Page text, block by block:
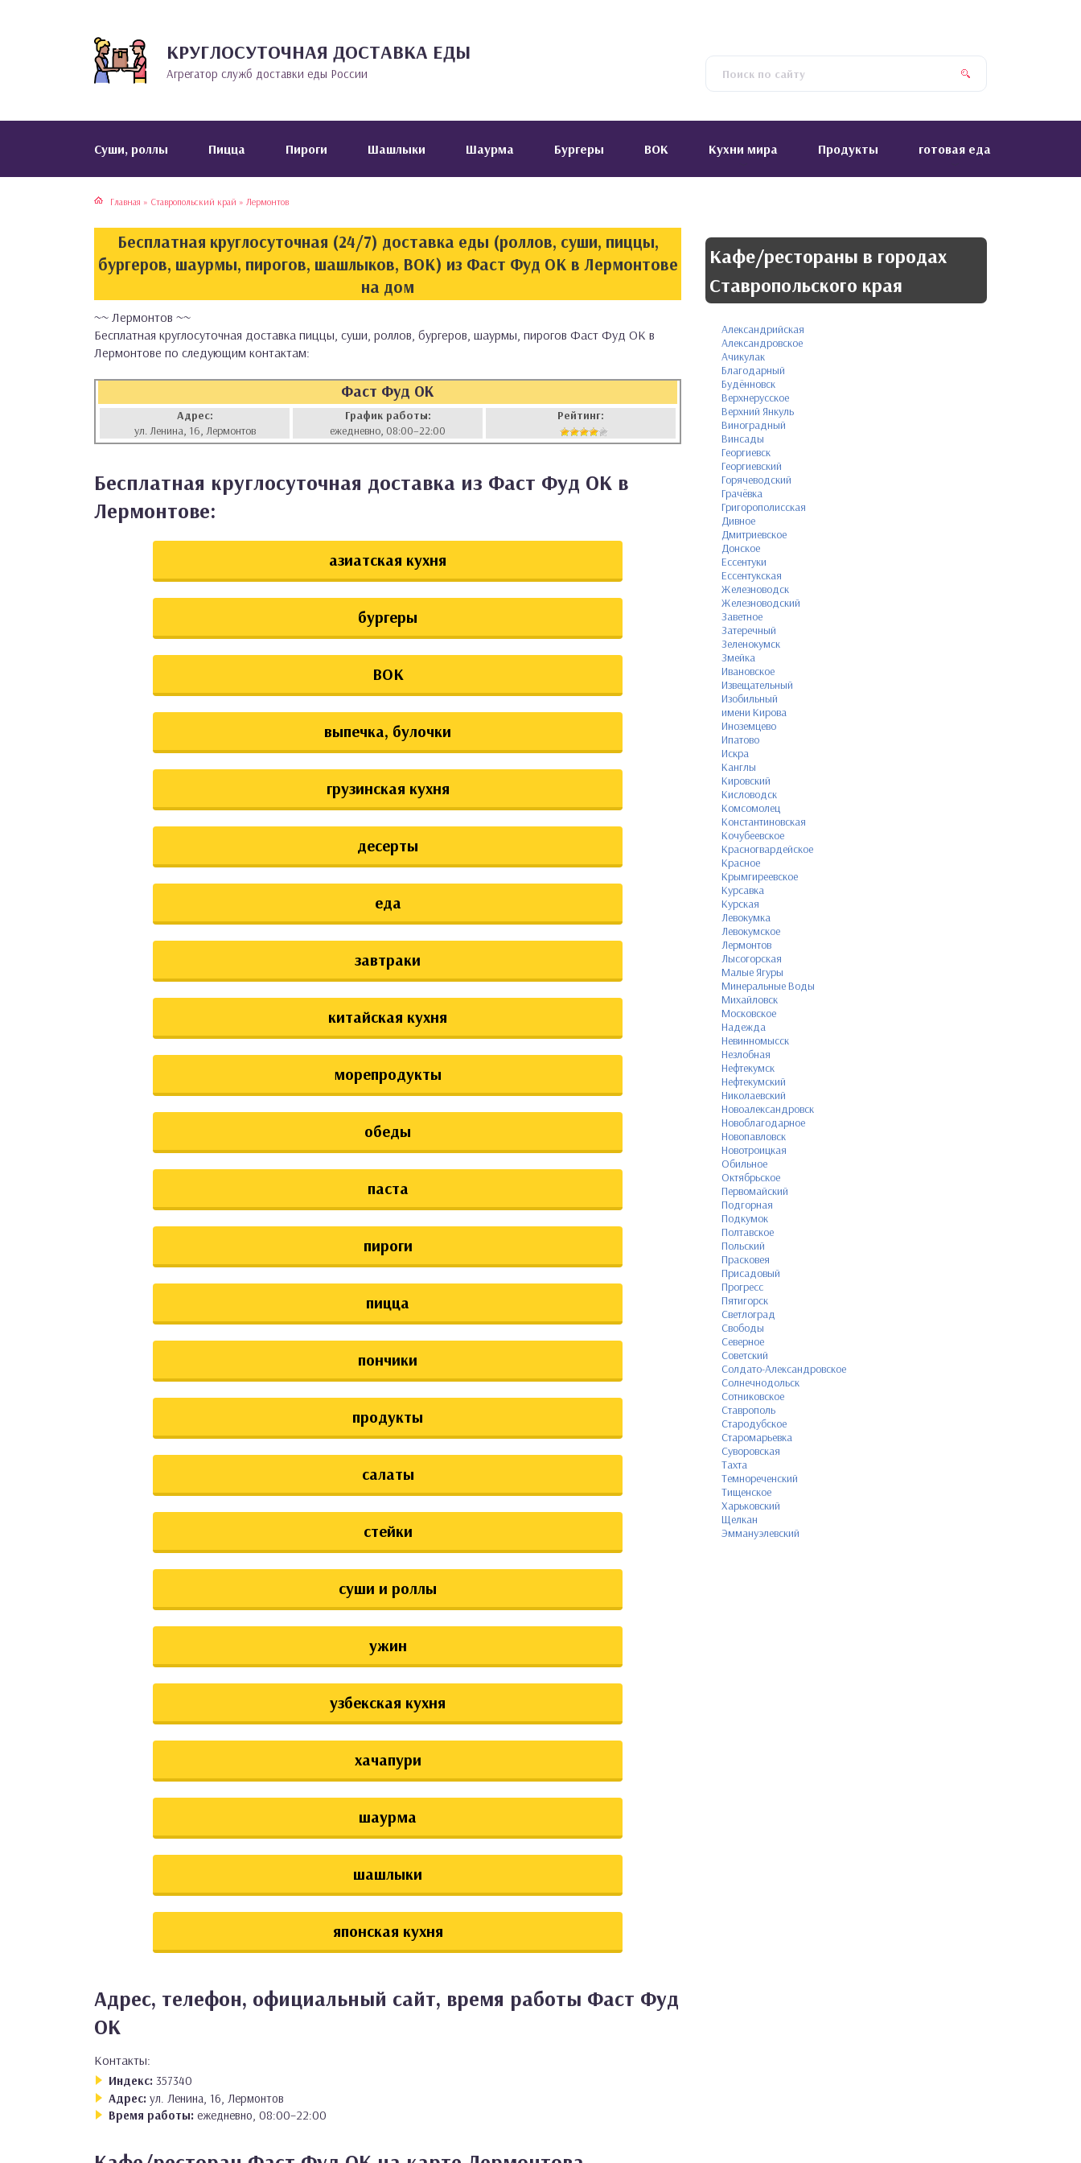
КРУГЛОСУТОЧНАЯ ДОСТАВКА ЕДЫ
Агрегатор служб доставки еды России
Cуши, роллы Пицца Пироги Шашлыки Шаурма Бургеры ВОК Кухни мира Продукты готовая еда
Главная » Ставропольский край » Лермонтов
Бесплатная круглосуточная (24/7) доставка еды (роллов, суши, пиццы,
бургеров, шаурмы, пирогов, шашлыков, ВОК) из Фаст Фуд ОК в Лермонтове
на дом
~~ Лермонтов ~~
Бесплатная круглосуточная доставка пиццы, суши, роллов, бургеров, шаурмы, пирогов Фаст Фуд ОК в
Лермонтове по следующим контактам:
Фаст Фуд ОК
Адрес:
ул. Ленина, 16, Лермонтов
График работы:
ежедневно, 08:00–22:00
Рейтинг:
Бесплатная круглосуточная доставка из Фаст Фуд ОК в
Лермонтове:
азиатская кухня
бургеры
ВОК
выпечка, булочки
грузинская кухня
десерты
еда
завтраки
китайская кухня
морепродукты
обеды
паста
пироги
пицца
пончики
продукты
салаты
стейки
суши и роллы
ужин
узбекская кухня
хачапури
шаурма
шашлыки
японская кухня
Адрес, телефон, официальный сайт, время работы Фаст Фуд
ОК
Контакты:
Индекс: 357340
Адрес: ул. Ленина, 16, Лермонтов
Время работы: ежедневно, 08:00–22:00
Кафе/рестораны в городах
Ставропольского края
Александрийская
Александровское
Ачикулак
Благодарный
Будённовск
Верхнерусское
Верхний Янкуль
Виноградный
Винсады
Георгиевск
Георгиевский
Горячеводский
Грачёвка
Григорополисская
Дивное
Дмитриевское
Донское
Ессентуки
Ессентукская
Железноводск
Железноводский
Заветное
Затеречный
Зеленокумск
Змейка
Ивановское
Извещательный
Изобильный
имени Кирова
Иноземцево
Ипатово
Искра
Канглы
Кировский
Кисловодск
Комсомолец
Константиновская
Кочубеевское
Красногвардейское
Красное
Крымгиреевское
Курсавка
Курская
Левокумка
Левокумское
Лермонтов
Лысогорская
Малые Ягуры
Минеральные Воды
Михайловск
Московское
Надежда
Невинномысск
Незлобная
Нефтекумск
Нефтекумский
Николаевский
Новоалександровск
Новоблагодарное
Новопавловск
Новотроицкая
Обильное
Октябрьское
Первомайский
Подгорная
Подкумок
Полтавское
Польский
Прасковея
Присадовый
Прогресс
Пятигорск
Светлоград
Свободы
Северное
Советский
Солдато-Александровское
Солнечнодольск
Сотниковское
Ставрополь
Стародубское
Старомарьевка
Суворовская
Тахта
Темнореченский
Тищенское
Харьковский
Щелкан
Эммануэлевский
кухня